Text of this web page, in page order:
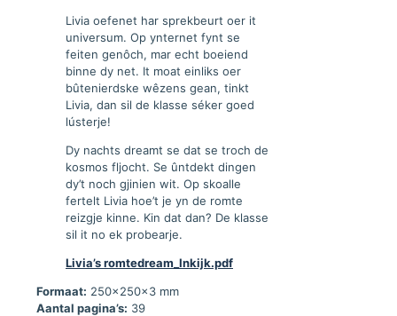
Livia oefenet har sprekbeurt oer it
universum. Op ynternet fynt se
feiten genôch, mar echt boeiend
binne dy net. It moat einliks oer
bûtenierdske wêzens gean, tinkt
Livia, dan sil de klasse séker goed
lústerje!
Dy nachts dreamt se dat se troch de
kosmos fljocht. Se ûntdekt dingen
dy’t noch gjinien wit. Op skoalle
fertelt Livia hoe’t je yn de romte
reizgje kinne. Kin dat dan? De klasse
sil it no ek probearje.
Livia’s romtedream_Inkijk.pdf
Formaat: 250x250x3 mm
Aantal pagina’s: 39